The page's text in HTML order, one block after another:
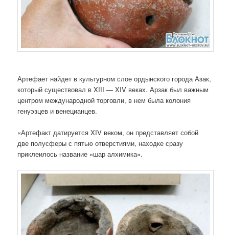
Артефает найдет в культурном слое ордынского города Азак,
который существовал в XIII — XIV веках. Арзак был важным
центром международной торговли, в нем была колония
генуэзцев и венецианцев.
«Артефакт датируется XIV веком, он представляет собой
две полусферы с пятью отверстиями, находке сразу
приклеилось название «шар алхимика».